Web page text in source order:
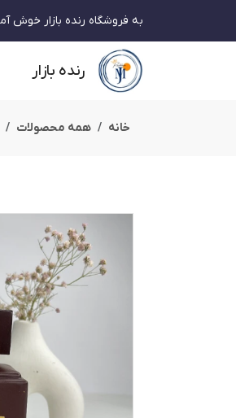
به فروشگاه رنده بازار خوش
رنده بازار
خانه همه محصولات